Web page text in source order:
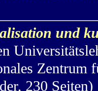
und
Zentrum
230 Seiten)